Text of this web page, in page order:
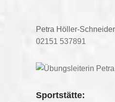
Petra Höller-Schneider
02151 537891
Sportstätte: